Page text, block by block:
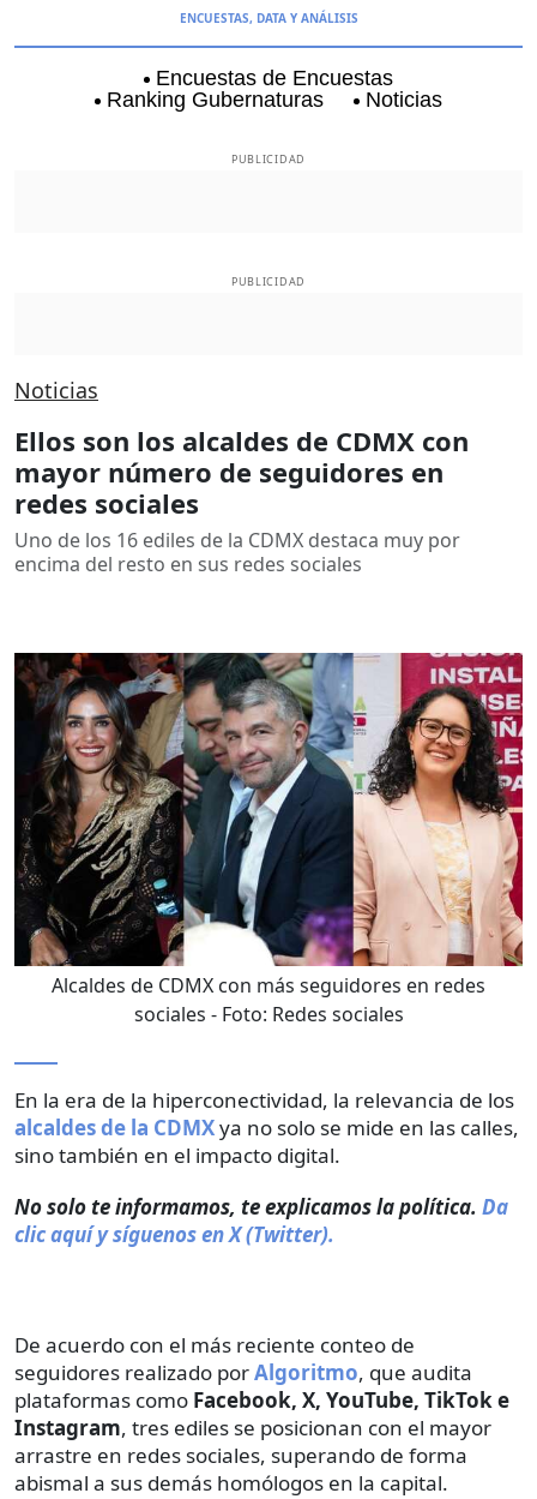
ENCUESTAS, DATA Y ANÁLISIS
Encuestas de Encuestas
Ranking Gubernaturas
Noticias
PUBLICIDAD
PUBLICIDAD
Noticias
Ellos son los alcaldes de CDMX con
mayor número de seguidores en
redes sociales
Uno de los 16 ediles de la CDMX destaca muy por
encima del resto en sus redes sociales
Alcaldes de CDMX con más seguidores en redes
sociales - Foto: Redes sociales
En la era de la hiperconectividad, la relevancia de los
alcaldes de la CDMXya no solo se mide en las calles,
sino también en el impacto digital.
No solo te informamos, te explicamos la política. Da
clic aquí y síguenos en X (Twitter).
De acuerdo con el más reciente conteo de
seguidores realizado porAlgoritmo, que audita
plataformas como Facebook, X, YouTube, TikTok e
Instagram, tres ediles se posicionan con el mayor
arrastre en redes sociales, superando de forma
abismal a sus demás homólogos en la capital.